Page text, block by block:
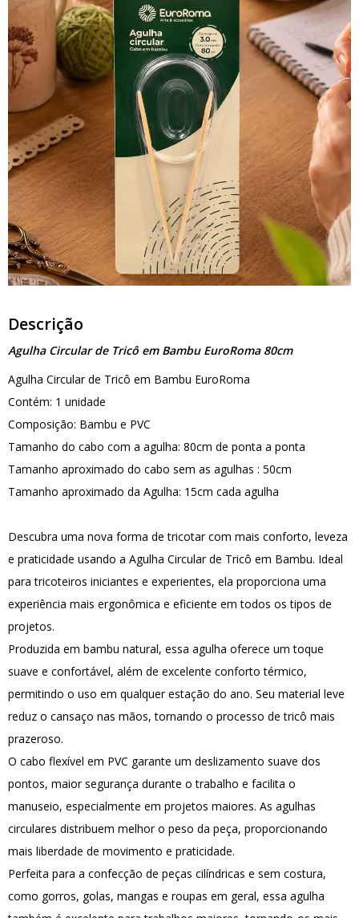
Descrição
Agulha Circular de Tricô em Bambu EuroRoma 80cm
Agulha Circular de Tricô em Bambu EuroRoma
Contém: 1 unidade
Composição: Bambu e PVC
Tamanho do cabo com a agulha: 80cm de ponta a ponta
Tamanho aproximado do cabo sem as agulhas : 50cm
Tamanho aproximado da Agulha: 15cm cada agulha
Descubra uma nova forma de tricotar com mais conforto, leveza
e praticidade usando a Agulha Circular de Tricô em Bambu. Ideal
para tricoteiros iniciantes e experientes, ela proporciona uma
experiência mais ergonômica e eficiente em todos os tipos de
projetos.
Produzida em bambu natural, essa agulha oferece um toque
suave e confortável, além de excelente conforto térmico,
permitindo o uso em qualquer estação do ano. Seu material leve
reduz o cansaço nas mãos, tornando o processo de tricô mais
prazeroso.
O cabo flexível em PVC garante um deslizamento suave dos
pontos, maior segurança durante o trabalho e facilita o
manuseio, especialmente em projetos maiores. As agulhas
circulares distribuem melhor o peso da peça, proporcionando
mais liberdade de movimento e praticidade.
Perfeita para a confecção de peças cilíndricas e sem costura,
como gorros, golas, mangas e roupas em geral, essa agulha